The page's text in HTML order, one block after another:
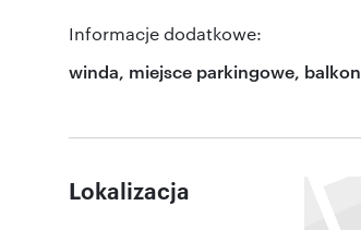
Informacje dodatkowe:
winda, miejsce parkingowe, balkon
Lokalizacja